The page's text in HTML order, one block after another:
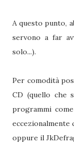
A questo punto,
servono a far
solo...).
Per comodità
CD (quello che
programmi
eccezionalmente
oppure il